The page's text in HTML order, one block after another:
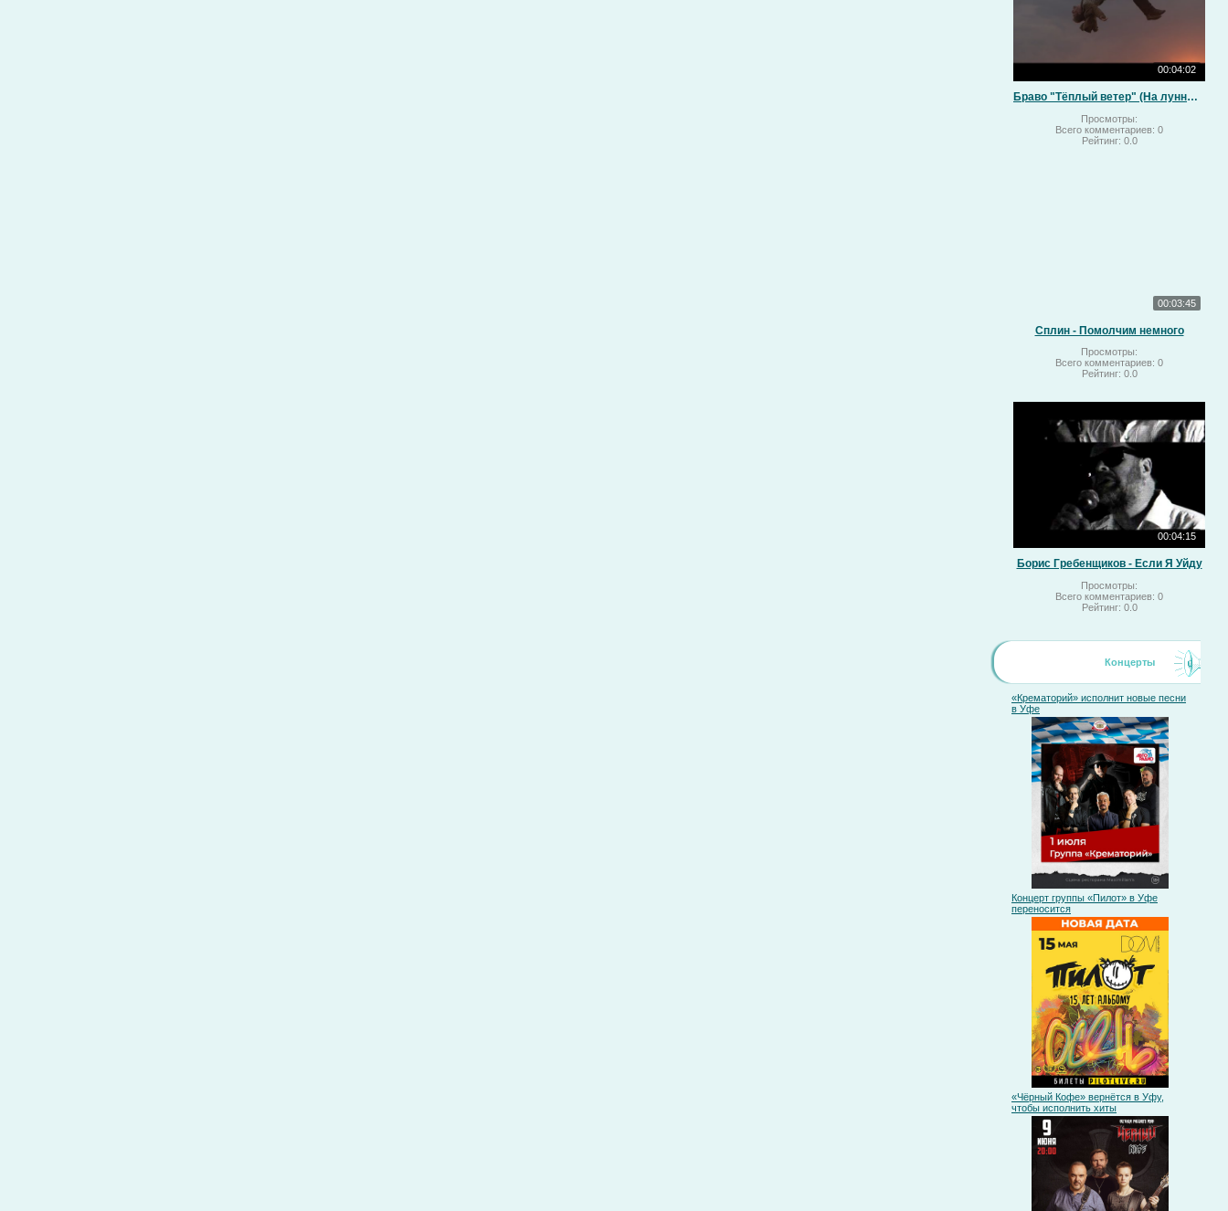
00:04:02
Браво "Тёплый ветер" (На лунный свет)
Просмотры:
Всего комментариев: 0
Рейтинг: 0.0
00:03:45
Сплин - Помолчим немного
Просмотры:
Всего комментариев: 0
Рейтинг: 0.0
00:04:15
Борис Гребенщиков - Если Я Уйду
Просмотры:
Всего комментариев: 0
Рейтинг: 0.0
Концерты
«Крематорий» исполнит новые песни
в Уфе
Концерт группы «Пилот» в Уфе
переносится
«Чёрный Кофе» вернётся в Уфу,
чтобы исполнить хиты